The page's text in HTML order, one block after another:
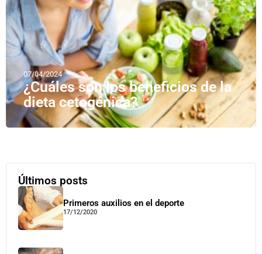
07/04/2024
¿Cuáles son los beneficios de la
dieta cetogénica?
Últimos posts
Primeros auxilios en el deporte
17/12/2020